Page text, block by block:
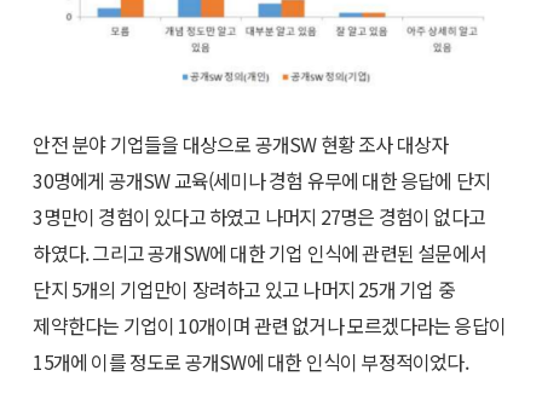
안전 분야 기업들을 대상으로 공개SW 현황 조사 대상자
30명에게 공개SW 교육(세미나 경험 유무에 대한 응답에 단지
3명만이 경험이 있다고 하였고 나머지 27명은 경험이 없다고
하였다. 그리고 공개SW에 대한 기업 인식에 관련된 설문에서
단지 5개의 기업만이 장려하고 있고 나머지 25개 기업 중
제약한다는 기업이 10개이며 관련 없거나 모르겠다라는 응답이
15개에 이를 정도로 공개SW에 대한 인식이 부정적이었다.